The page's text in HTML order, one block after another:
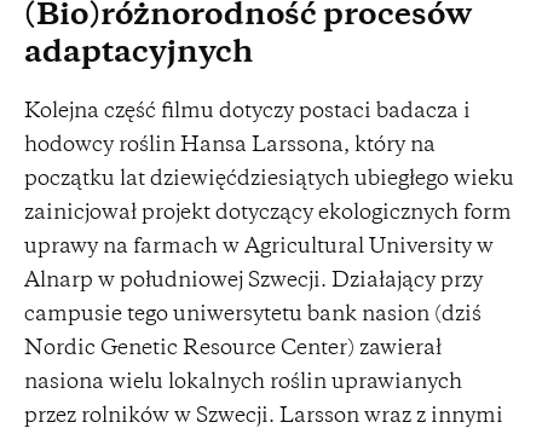
(Bio)różnorodność procesów
adaptacyjnych
Kolejna część filmu dotyczy postaci badacza i
hodowcy roślin Hansa Larssona, który na
początku lat dziewięćdziesiątych ubiegłego wieku
zainicjował projekt dotyczący ekologicznych form
uprawy na farmach w Agricultural University w
Alnarp w południowej Szwecji. Działający przy
campusie tego uniwersytetu bank nasion (dziś
Nordic Genetic Resource Center) zawierał
nasiona wielu lokalnych roślin uprawianych
przez rolników w Szwecji. Larsson wraz z innymi